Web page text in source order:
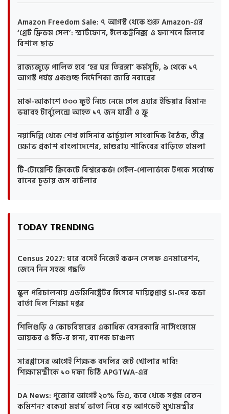
Amazon Freedom Sale: ৭ আগস্ট থেকে শুরু Amazon-এর
‘গ্রেট ফ্রিডম সেল’: স্মার্টফোন, ইলেকট্রনিক্স ও ফ্যাশনে মিলবে
বিশাল ছাড়
রাজ্যজুড়ে পালিত হবে ‘হর ঘর তিরঙ্গা’ কর্মসূচি, ৯ থেকে ১৭
আগস্ট পর্যন্ত একগুচ্ছ নির্দেশিকা জারি নবান্নের
মাঝ-আকাশে ৩০০ ফুট নিচে নেমে গেল এয়ার ইন্ডিয়ার বিমান!
ভয়াবহ টার্বুলেন্সে আহত ১৭ জন যাত্রী ও ক্রু
নয়াদিল্লি থেকে শেখ হাসিনার ভার্চুয়াল সাংবাদিক বৈঠক, তীব্র
ক্ষোভ প্রকাশ বাংলাদেশের, মাগুরায় শাকিবের বাড়িতে হামলা
টি-টোয়েন্টি ক্রিকেটে বিশ্বরেকর্ড! গেইল-পোলার্ডকে টপকে সর্বোচ্চ
রানের চূড়ায় জস বাটলার
TODAY TRENDING
Census 2027: ঘরে বসেই নিজেই করুন সেলফ এনমারেশন,
জেনে নিন সহজ পদ্ধতি
স্কুল পরিচালনায় এডমিনিস্ট্রেটর হিসেবে দায়িত্বপ্রাপ্ত SI-দের কড়া
বার্তা দিল শিক্ষা দপ্তর
শিলিগুড়ি ও কোচবিহারের একাধিক বেসরকারি নার্সিংহোমে
আয়কর ও ইডি-র হানা, ব্যাপক চাঞ্চল্য
সারপ্লাসের আগেই শিক্ষক বদলির জট খোলার দাবি!
শিক্ষামন্ত্রীকে ১০ দফা চিঠি APGTWA-এর
DA News: পুজোর আগেই ২০% ডিএ, কবে থেকে সপ্তম বেতন
কমিশন? বকেয়া মহার্ঘ ভাতা নিয়ে বড় আপডেট মুখ্যমন্ত্রীর